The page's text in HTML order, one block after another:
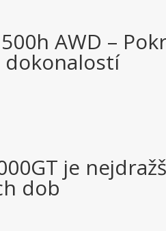
AWD –
dokonalostí
je
dob